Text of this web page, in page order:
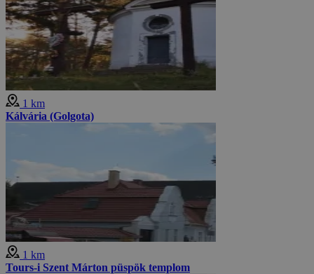
1 km
Kálvária (Golgota)
1 km
Tours-i Szent Márton püspök templom